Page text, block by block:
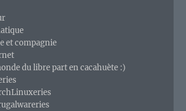
et compagnie
du libre part en cacahuète :)